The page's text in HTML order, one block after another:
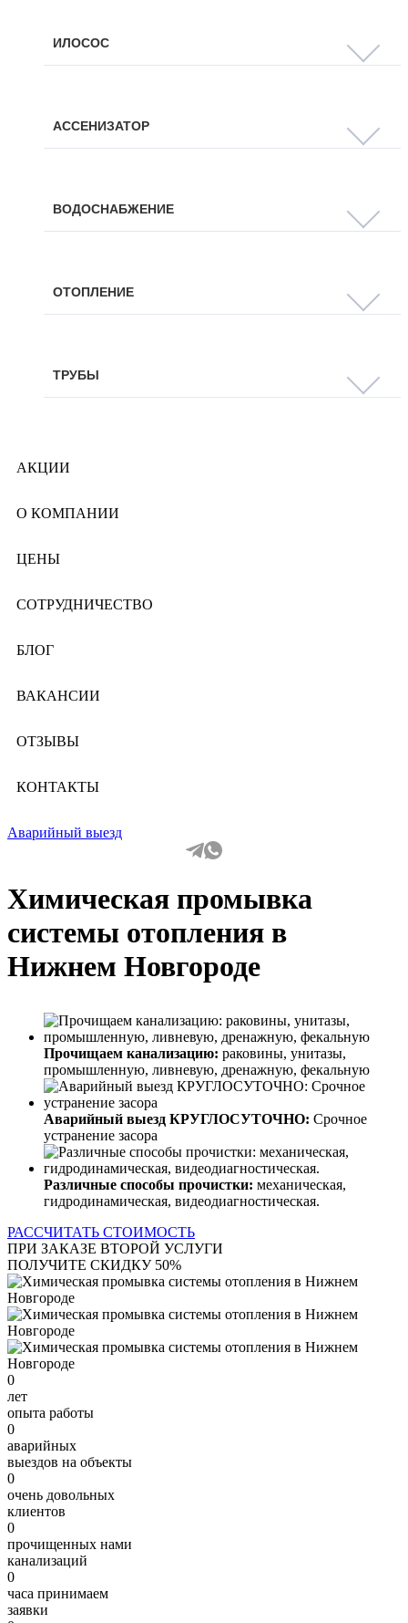
ИЛОСОС
АССЕНИЗАТОР
ВОДОСНАБЖЕНИЕ
ОТОПЛЕНИЕ
ТРУБЫ
АКЦИИ
О КОМПАНИИ
ЦЕНЫ
СОТРУДНИЧЕСТВО
БЛОГ
ВАКАНСИИ
ОТЗЫВЫ
КОНТАКТЫ
Аварийный выезд
Химическая промывка
системы отопления в
Нижнем Новгороде
Прочищаем канализацию: раковины, унитазы,
промышленную, ливневую, дренажную, фекальную
Аварийный выезд КРУГЛОСУТОЧНО: Срочное
устранение засора
Различные способы прочистки: механическая,
гидродинамическая, видеодиагностическая.
РАССЧИТАТЬ СТОИМОСТЬ
ПРИ ЗАКАЗЕ ВТОРОЙ УСЛУГИ
ПОЛУЧИТЕ СКИДКУ 50%
0
лет
опыта работы
0
аварийных
выездов на объекты
0
очень довольных
клиентов
0
прочищенных нами
канализаций
0
часа принимаем
заявки